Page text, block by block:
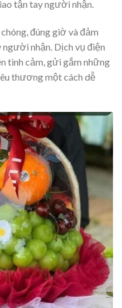
tận tay người nhận.
đúng giờ và đảm
nhận. Dịch vụ điện
tình cảm, gửi gắm những
thương một cách dễ